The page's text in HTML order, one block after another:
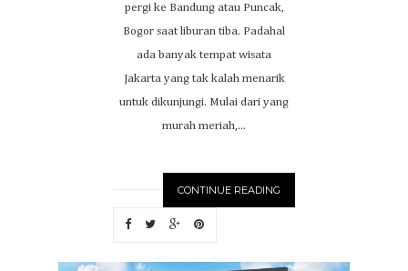
pergi ke Bandung atau Puncak,
Bogor saat liburan tiba. Padahal
ada banyak tempat wisata
Jakarta yang tak kalah menarik
untuk dikunjungi. Mulai dari yang
murah meriah,...
CONTINUE READING